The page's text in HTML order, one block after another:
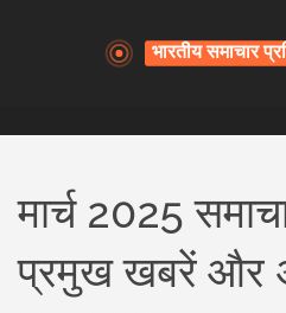
मार्च 2025
प्रमुख खबरें और